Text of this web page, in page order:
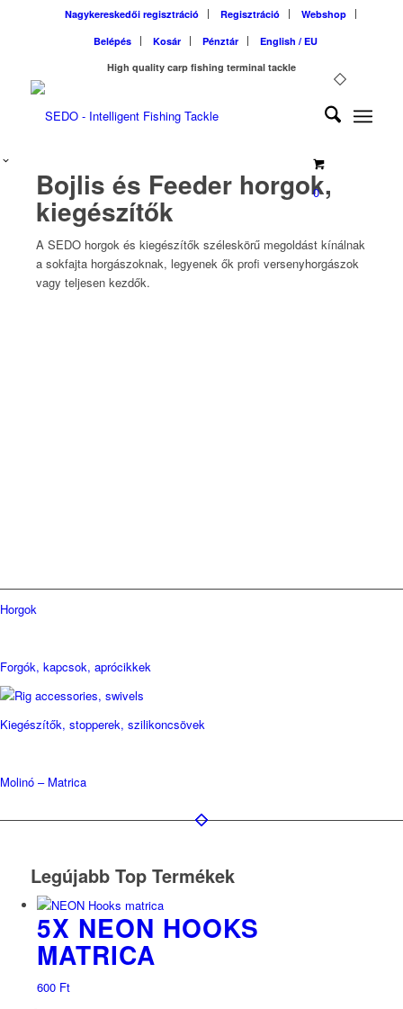
Nagykereskedői regisztráció Regisztráció
Webshop
Belépés
Kosár Pénztár
English / EU
High quality carp fishing terminal tackle
0
Bojlis és Feeder horgok,
kiegészítők
A SEDO horgok és kiegészítők széleskörű megoldást kínálnak
a sokfajta horgászoknak, legyenek ők profi versenyhorgászok
vagy teljesen kezdők.
Horgok
Forgók, kapcsok, aprócikkek
Kiegészítők, stopperek, szilikoncsövek
Molinó – Matrica
Legújabb Top Termékek
5X NEON HOOKS
MATRICA
600 Ft